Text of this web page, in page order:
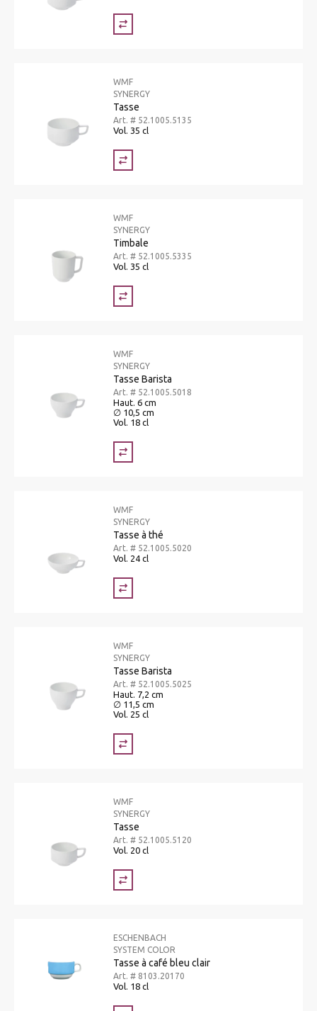
WMF
SYNERGY
Tasse
Art. # 52.1005.5135
Vol. 35 cl
WMF
SYNERGY
Timbale
Art. # 52.1005.5335
Vol. 35 cl
WMF
SYNERGY
Tasse Barista
Art. # 52.1005.5018
Haut. 6 cm
∅ 10,5 cm
Vol. 18 cl
WMF
SYNERGY
Tasse à thé
Art. # 52.1005.5020
Vol. 24 cl
WMF
SYNERGY
Tasse Barista
Art. # 52.1005.5025
Haut. 7,2 cm
∅ 11,5 cm
Vol. 25 cl
WMF
SYNERGY
Tasse
Art. # 52.1005.5120
Vol. 20 cl
ESCHENBACH
SYSTEM COLOR
Tasse à café bleu clair
Art. # 8103.20170
Vol. 18 cl